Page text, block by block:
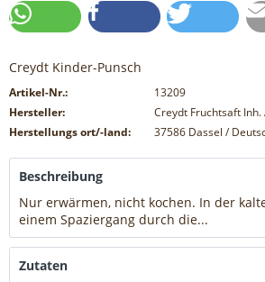
Creydt Kinder-Punsch
Artikel-Nr.:
13209
Hersteller:
Creydt Fruchtsaft Inh.
Herstellungs ort/-land:
37586 Dassel /
Beschreibung
Nur erwärmen, nicht kochen. In der
einem Spaziergang durch die...
Zutaten